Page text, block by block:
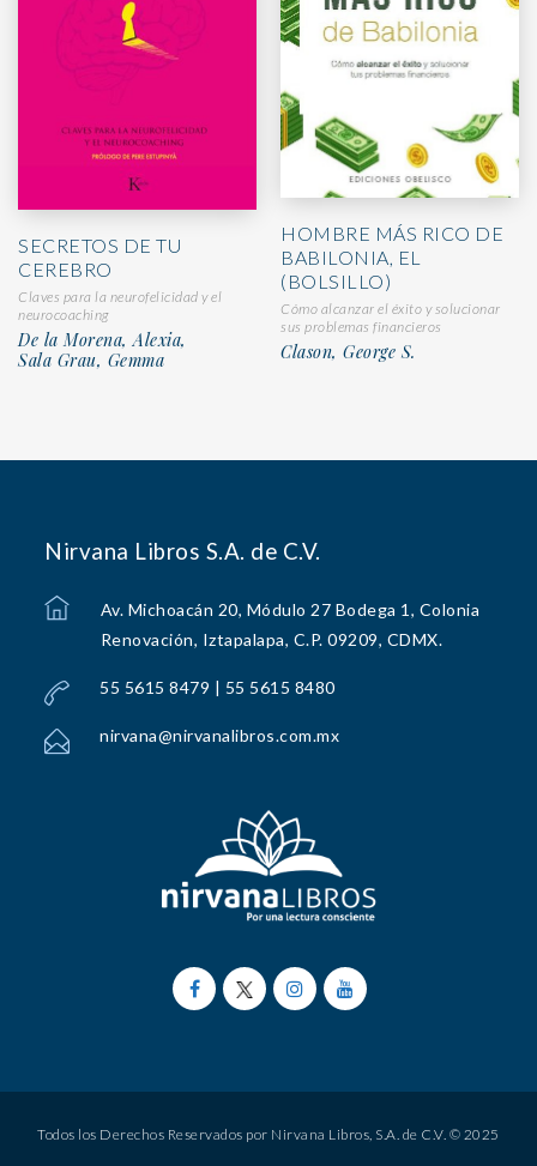
SECRETOS DE TU
CEREBRO
Claves para la neurofelicidad y el
neurocoaching
De la Morena, Alexia,
Sala Grau, Gemma
HOMBRE MÁS RICO DE
BABILONIA, EL
(BOLSILLO)
Cómo alcanzar el éxito y solucionar
sus problemas financieros
Clason, George S.
Nirvana Libros S.A. de C.V.
Av. Michoacán 20, Módulo 27 Bodega 1, Colonia
Renovación, Iztapalapa, C.P. 09209, CDMX.
55 5615 8479 | 55 5615 8480
nirvana@nirvanalibros.com.mx
Todos los Derechos Reservados por Nirvana Libros, S.A. de C.V. © 2025